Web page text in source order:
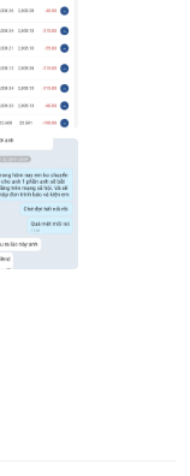
的最低存款要求仅
一个工作日内完
能会有所不同，具
7 个工作日才能反
可能最多需要 8
易者提供多种寻求帮
问经纪商的客户支
天或晚上的任何时间